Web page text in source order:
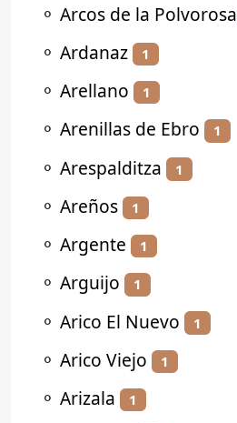
⚬ Arcos de la Polvorosa
⚬ Ardanaz 1
⚬ Arellano 1
⚬ Arenillas de Ebro 1
⚬ Arespalditza 1
⚬ Areños 1
⚬ Argente 1
⚬ Arguijo 1
⚬ Arico El Nuevo 1
⚬ Arico Viejo 1
⚬ Arizala 1